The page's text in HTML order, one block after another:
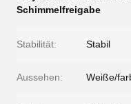
Schimmelfreigabe
Stabilität: Stabil
Aussehen: Weiße/